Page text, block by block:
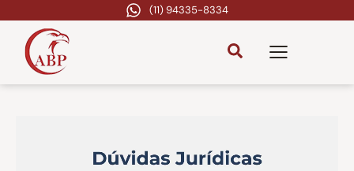
(11) 94335-8334